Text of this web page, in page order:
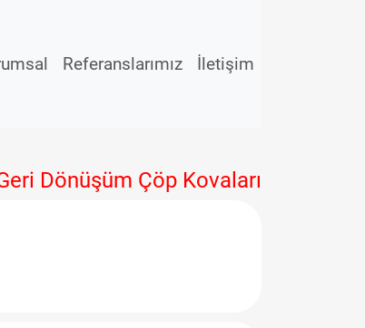
Referanslarımız İletişim
Dönüşüm Çöp Kovaları